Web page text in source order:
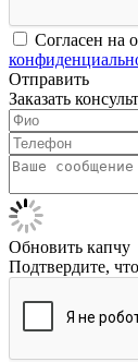
Согласен на
Отправить
Заказать
Обновить капчу
Подтвердите,